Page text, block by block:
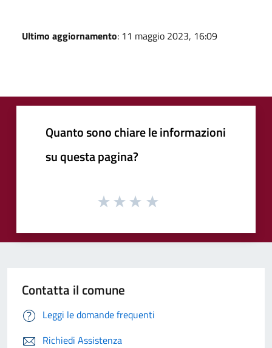
Ultimo aggiornamento: 11 maggio 2023, 16:09
Quanto sono chiare le informazioni
su questa pagina?
Contatta il comune
Leggi le domande frequenti
Richiedi Assistenza